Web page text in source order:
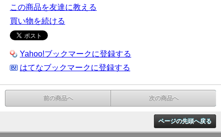
この商品を友達に教える
買い物を続ける
Yahoo!ブックマークに登録する
はてなブックマークに登録する
前の商品へ 次の商品へ
ページの先頭へ戻る